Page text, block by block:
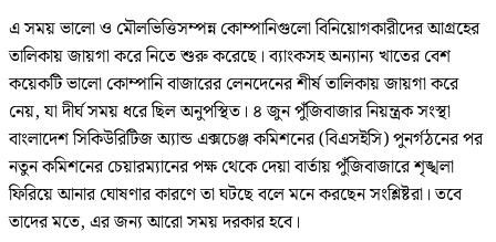
এ সময় ভালো ও মৌলভিত্তিসম্পন্ন কোম্পানিগুলো বিনিয়োগকারীদের আগ্রহের
তালিকায় জায়গা করে নিতে শুরু করেছে। ব্যাংকসহ অন্যান্য খাতের বেশ
কয়েকটি ভালো কোম্পানি বাজারের লেনদেনের শীর্ষ তালিকায় জায়গা করে
নেয়, যা দীর্ঘ সময় ধরে ছিল অনুপস্থিত। ৪ জুন পুঁজিবাজার নিয়ন্ত্রক সংস্থা
বাংলাদেশ সিকিউরিটিজ অ্যান্ড এক্সচেঞ্জ কমিশনের (বিএসইসি) পুনর্গঠনের পর
নতুন কমিশনের চেয়ারম্যানের পক্ষ থেকে দেয়া বার্তায় পুঁজিবাজারে শৃঙ্খলা
ফিরিয়ে আনার ঘোষণার কারণে তা ঘটছে বলে মনে করছেন সংশ্লিষ্টরা। তবে
তাদের মতে, এর জন্য আরো সময় দরকার হবে।